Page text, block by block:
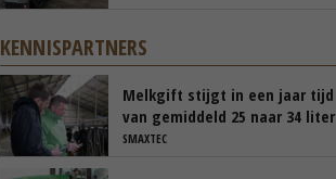
KENNISPARTNERS
Melkgift stijgt in een jaar tijd
van gemiddeld 25 naar 34 liter
per dag
SMAXTEC